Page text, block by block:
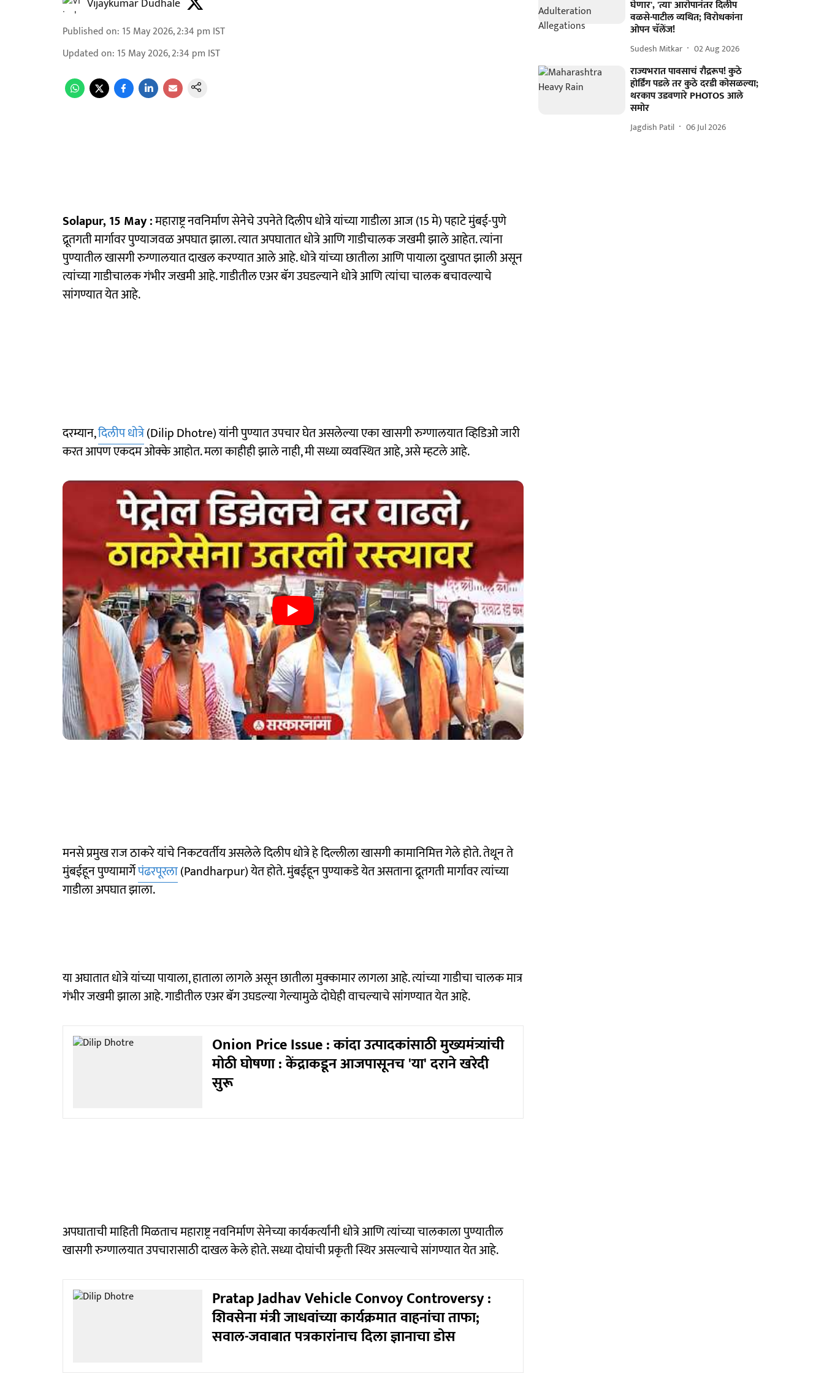
Vijaykumar Dudhale
Published on: 15 May 2026, 2:34 pm IST
Updated on: 15 May 2026, 2:34 pm IST
Solapur, 15 May :महाराष्ट्र नवनिर्माण सेनेचे उपनेते दिलीप धोत्रे यांच्या गाडीला आज (15 मे) पहाटे मुंबई-पुणे
द्रूतगती मार्गावर पुण्याजवळ अपघात झाला. त्यात अपघातात धोत्रे आणि गाडीचालक जखमी झाले आहेत. त्यांना
पुण्यातील खासगी रुग्णालयात दाखल करण्यात आले आहे. धोत्रे यांच्या छातीला आणि पायाला दुखापत झाली असून
त्यांच्या गाडीचालक गंभीर जखमी आहे. गाडीतील एअर बॅग उघडल्याने धोत्रे आणि त्यांचा चालक बचावल्याचे
सांगण्यात येत आहे.
दरम्यान,दिलीप धोत्रे(Dilip Dhotre) यांनी पुण्यात उपचार घेत असलेल्या एका खासगी रुग्णालयात व्हिडिओ जारी
करत आपण एकदम ओक्के आहोत. मला काहीही झाले नाही, मी सध्या व्यवस्थित आहे, असे म्हटले आहे.
मनसे प्रमुख राज ठाकरे यांचे निकटवर्तीय असलेले दिलीप धोत्रे हे दिल्लीला खासगी कामानिमित्त गेले होते. तेथून ते
मुंबईहून पुण्यामार्गेपंढरपूरला(Pandharpur) येत होते. मुंबईहून पुण्याकडे येत असताना द्रूतगती मार्गावर त्यांच्या
गाडीला अपघात झाला.
या अघातात धोत्रे यांच्या पायाला, हाताला लागले असून छातीला मुक्कामार लागला आहे. त्यांच्या गाडीचा चालक मात्र
गंभीर जखमी झाला आहे. गाडीतील एअर बॅग उघडल्या गेल्यामुळे दोघेही वाचल्याचे सांगण्यात येत आहे.
Onion Price Issue : कांदा उत्पादकांसाठी मुख्यमंत्र्यांची
मोठी घोषणा : केंद्राकडून आजपासूनच 'या' दराने खरेदी
सुरू
अपघाताची माहिती मिळताच महाराष्ट्र नवनिर्माण सेनेच्या कार्यकर्त्यांनी धोत्रे आणि त्यांच्या चालकाला पुण्यातील
खासगी रुग्णालयात उपचारासाठी दाखल केले होते. सध्या दोघांची प्रकृती स्थिर असल्याचे सांगण्यात येत आहे.
Pratap Jadhav Vehicle Convoy Controversy :
शिवसेना मंत्री जाधवांच्या कार्यक्रमात वाहनांचा ताफा;
सवाल-जवाबात पत्रकारांनाच दिला ज्ञानाचा डोस
घेणार', 'त्या' आरोपानंतर दिलीप
वळसे-पाटील व्यथित; विरोधकांना
ओपन चॅलेंज!
Sudesh Mitkar 02 Aug 2026
राज्यभरात पावसाचं रौद्ररूप! कुठे
होर्डिंग पडले तर कुठे दरडी कोसळल्या;
थरकाप उडवणारे PHOTOS आले
समोर
Jagdish Patil 06 Jul 2026